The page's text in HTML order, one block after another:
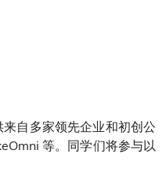
自多家领先企业和初创公
等。同学们将参与以